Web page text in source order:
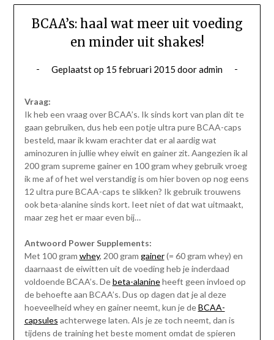
BCAA’s: haal wat meer uit voeding
en minder uit shakes!
Geplaatst op 15 februari 2015 dooradmin
Vraag:
Ik heb een vraag over BCAA’s. Ik sinds kort van plan dit te
gaan gebruiken, dus heb een potje ultra pure BCAA-caps
besteld, maar ik kwam erachter dat er al aardig wat
aminozuren in jullie whey eiwit en gainer zit. Aangezien ik al
200 gram supreme gainer en 100 gram whey gebruik vroeg
ik me af of het wel verstandig is om hier boven op nog eens
12 ultra pure BCAA-caps te slikken? Ik gebruik trouwens
ook beta-alanine sinds kort. Ieet niet of dat wat uitmaakt,
maar zeg het er maar even bij…
Antwoord Power Supplements:
Met 100 gram whey, 200 gram gainer(= 60 gram whey) en
daarnaast de eiwitten uit de voeding heb je inderdaad
voldoende BCAA’s. Debeta-alanineheeft geen invloed op
de behoefte aan BCAA’s. Dus op dagen dat je al deze
hoeveelheid whey en gainer neemt, kun je deBCAA-
capsules achterwege laten. Als je ze toch neemt, dan is
tijdens de training het beste moment omdat de spieren